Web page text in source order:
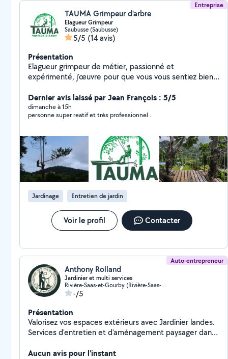
Entreprise
TAUMA Grimpeur d'arbre
Elagueur Grimpeur
Saubusse (Saubusse)
5/5 (14 avis)
Présentation
Elagueur grimpeur de métier, passionné et
expérimenté, j'œuvre pour que vous vous sentiez bien
Diagnostic des arbres, sécurisation, taille esthétique,
abattage et démontage retenu, constructions bois :
terrasses, cabanes perchées et plateformes
d'arbres loisirs, entretien des espaces verts. Je suis
entouré d'une équipe de partenaires motivés et
compétents pour vous offrir des services de qualités
au meilleur prix. Au plaisir de vous servir, Thomas.
tauma-grimpeurdarbres .fr
Dernier avis laissé par Jean François : 5/5
dimanche à 15h
personne super reatif et très professionnel .
Jardinage Entretien de jardin
Voir le profil Contacter
Auto-entrepreneur
Anthony Rolland
Jardinier et multi services
Rivière-Saas-et-Gourby (Rivière-Saas-et-Gourby)
-/5
Présentation
Valorisez vos espaces extérieurs avec Jardinier landes.
Services d'entretien et d'aménagement paysager dans
pelouse, le débroussaillage, l'entretien régulier,
Aucun avis pour l'instant